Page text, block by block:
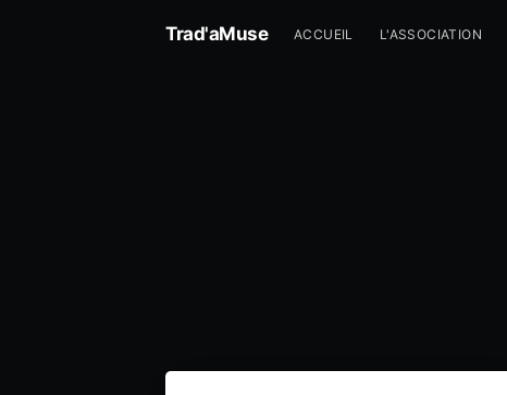
Trad'aMuse ACCUEIL L'ASSOCIATION